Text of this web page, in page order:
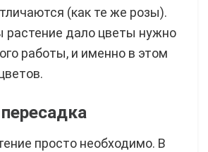
(как те же розы).
растение дало цветы нужно
работы, и именно в этом
просто необходимо. В